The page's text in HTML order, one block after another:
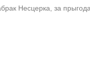
Несцерка, за